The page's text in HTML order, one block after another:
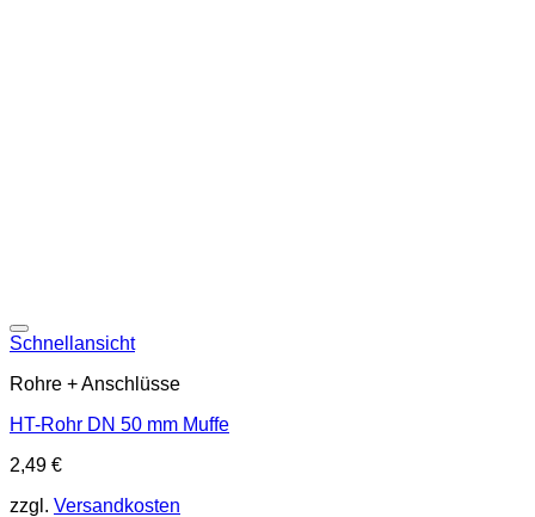
Schnellansicht
Rohre + Anschlüsse
HT-Rohr DN 50 mm Muffe
2,49 €
zzgl. Versandkosten